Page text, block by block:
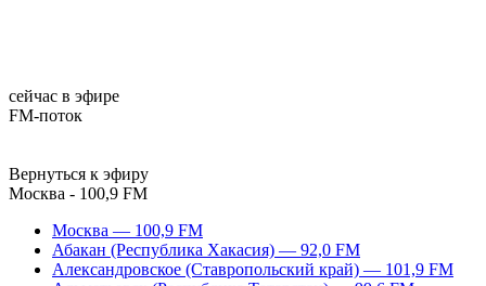
сейчас в эфире
FM-поток
Вернуться к эфиру
Москва - 100,9 FM
Москва — 100,9 FM
Абакан (Республика Хакасия) — 92,0 FM
Александровское (Ставропольский край) — 101,9 FM